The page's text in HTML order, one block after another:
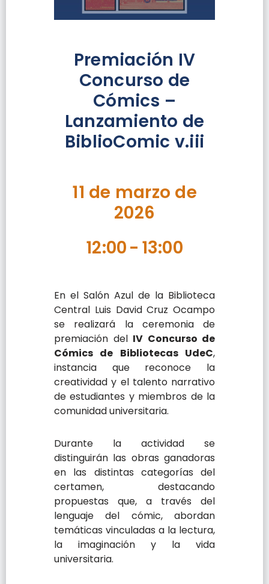
Premiación IV
Concurso de
Cómics –
Lanzamiento de
BiblioComic v.iii
11 de marzo de
2026
12:00- 13:00
En el Salón Azul de la Biblioteca
Central Luis David Cruz Ocampo
se realizará la ceremonia de
premiación del IV Concurso de
Cómics de Bibliotecas UdeC,
instancia que reconoce la
creatividad y el talento narrativo
de estudiantes y miembros de la
comunidad universitaria.
Durante la actividad se
distinguirán las obras ganadoras
en las distintas categorías del
certamen, destacando
propuestas que, a través del
lenguaje del cómic, abordan
temáticas vinculadas a la lectura,
la imaginación y la vida
universitaria.